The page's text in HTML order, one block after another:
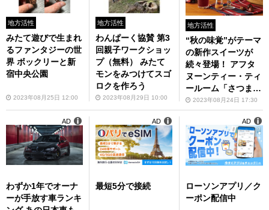
地方活性
みたて遊びで生まれ
るファンタジーの世
界 ボックリーと新
宿中央公園
2023年08月25日 12:00
地方活性
わんぱーく協賛 第3
回親子ワークショッ
プ（無料） みたて
モンをみつけてスゴ
ロクを作ろう
2023年08月29日 10:00
地方活性
“秋の味覚”がテーマ
の新作スイーツが
続々登場！ アフタ
ヌーンティー・ティ
ールーム「さつまい
もと林檎のモンブラ
ンパフェ」など8月3
1日から販売
2023年08月24日 17:30
わずか1年でオーナ
ーが手放す車ランキ
AD
最短5分で接続
AD
ローソンアプリ／ク
ーポン配信中
AD